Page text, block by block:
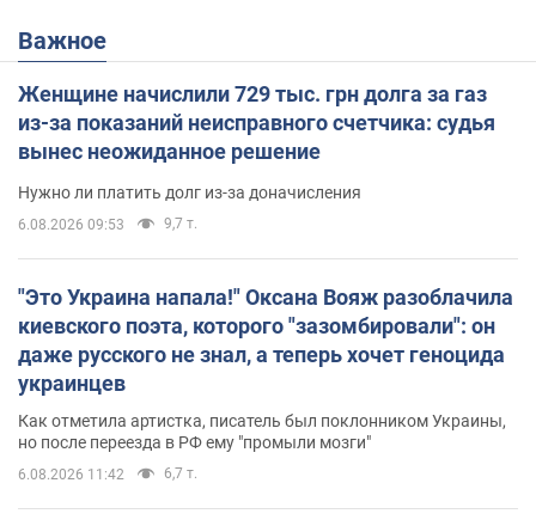
Важное
Женщине начислили 729 тыс. грн долга за газ
из-за показаний неисправного счетчика: судья
вынес неожиданное решение
Нужно ли платить долг из-за доначисления
6.08.2026 09:53 9,7 т.
"Это Украина напала!" Оксана Вояж разоблачила
киевского поэта, которого "зазомбировали": он
даже русского не знал, а теперь хочет геноцида
украинцев
Как отметила артистка, писатель был поклонником Украины,
но после переезда в РФ ему "промыли мозги"
6.08.2026 11:42 6,7 т.